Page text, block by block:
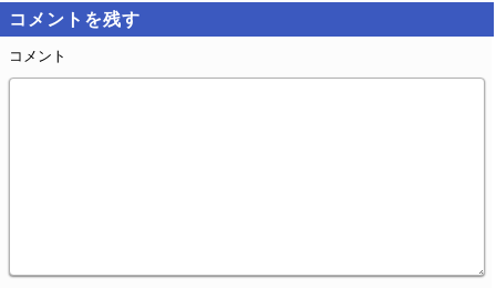
コメントを残す
コメント